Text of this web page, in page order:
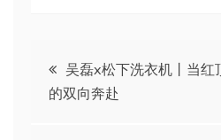
文
章
吴磊x松下洗衣机丨当红
的双向奔赴